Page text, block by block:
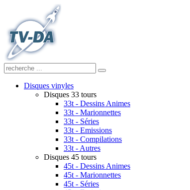
Disques vinyles
Disques 33 tours
33t - Dessins Animes
33t - Marionnettes
33t - Séries
33t - Emissions
33t - Compilations
33t - Autres
Disques 45 tours
45t - Dessins Animes
45t - Marionnettes
45t - Séries